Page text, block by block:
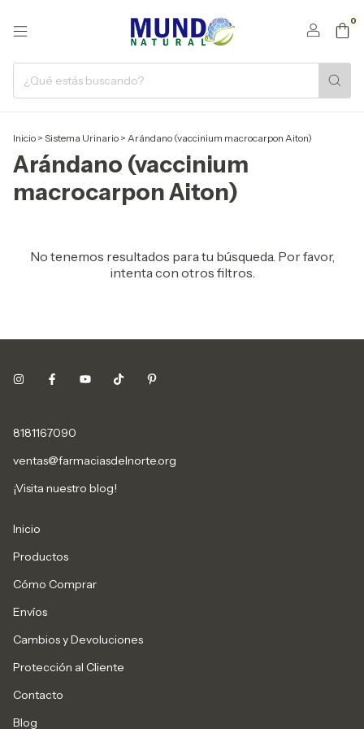
0
Inicio > Sistema Urinario > Arándano (vaccinium macrocarpon Aiton)
Arándano (vaccinium
macrocarpon Aiton)
No tenemos resultados para tu búsqueda. Por favor,
intenta con otros filtros.
8181167090
ventas@farmaciasdelnorte.org
¡Visita nuestro blog!
Inicio
Productos
Cómo Comprar
Envíos
Cambios y Devoluciones
Protección al Cliente
Contacto
Blog